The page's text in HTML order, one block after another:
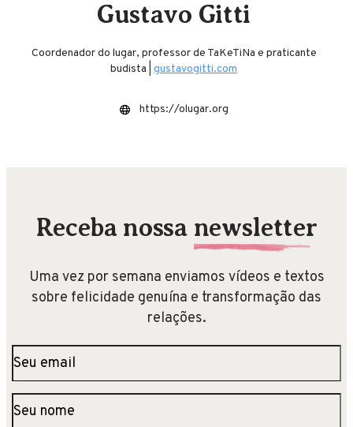
Gustavo Gitti
Coordenador do lugar, professor de TaKeTiNa e praticante
budista | gustavogitti.com
https://olugar.org
Receba nossa newsletter
Uma vez por semana enviamos vídeos e textos
sobre felicidade genuína e transformação das
relações.